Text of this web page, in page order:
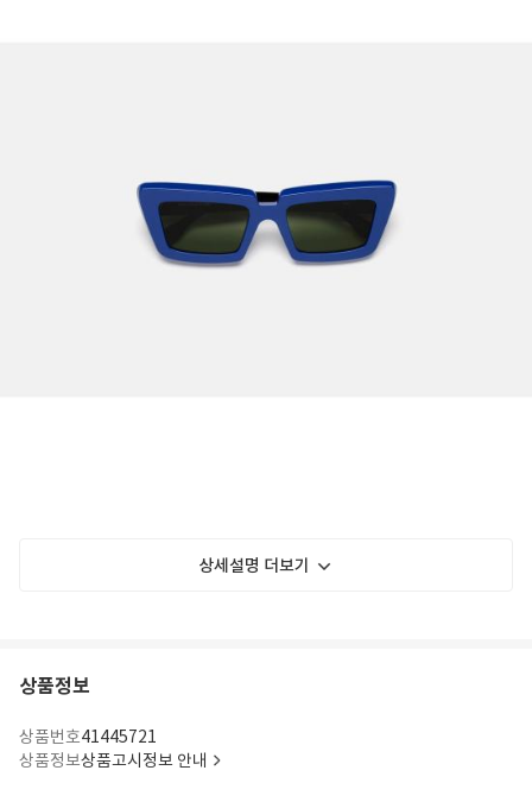
상세설명 더보기
상품정보
상품번호41445721
상품정보상품고시정보 안내